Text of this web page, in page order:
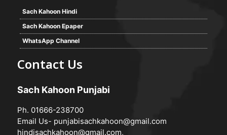
Sach Kahoon Hindi
Sach Kahoon Epaper
WhatsApp Channel
Contact Us
Sach Kahoon Punjabi
Ph. 01666-238700
Email Us- punjabisachkahoon@gmail.com
hindisachkahoon@gmail.com,